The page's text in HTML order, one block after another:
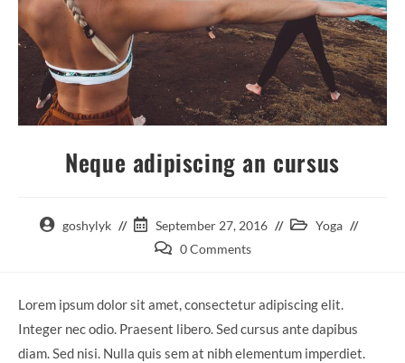
Neque adipiscing an cursus
goshylyk September 27, 2016
Yoga
0 Comments
Lorem ipsum dolor sit amet, consectetur adipiscing elit.
Integer nec odio. Praesent libero. Sed cursus ante dapibus
diam. Sed nisi. Nulla quis sem at nibh elementum imperdiet.